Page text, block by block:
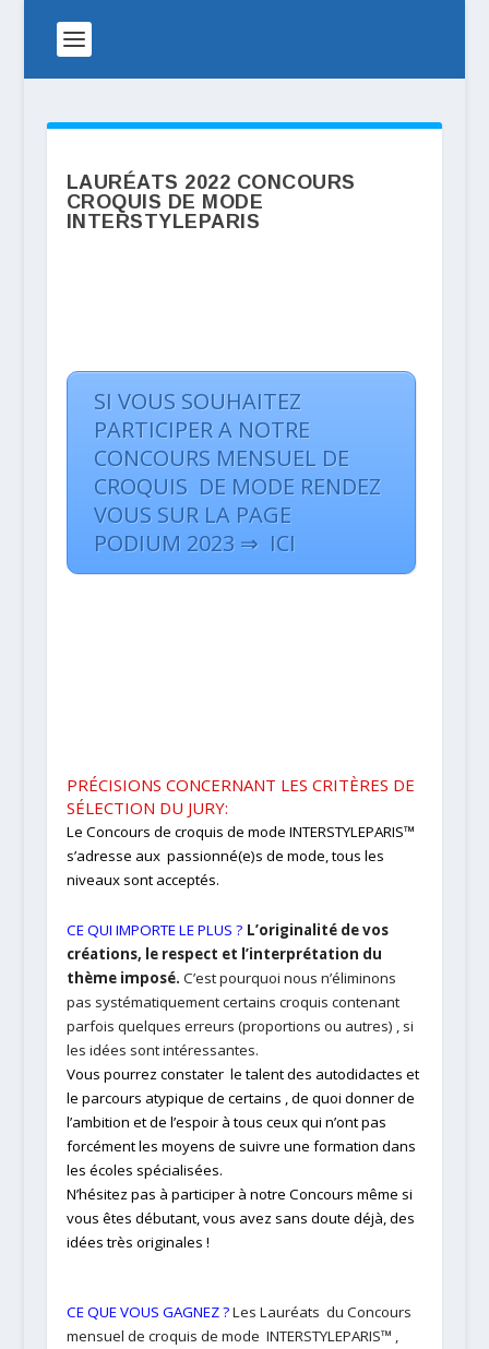
LAURÉATS 2022 CONCOURS
CROQUIS DE MODE
INTERSTYLEPARIS
SI VOUS SOUHAITEZ
PARTICIPER A NOTRE
CONCOURS MENSUEL DE
CROQUIS DE MODE RENDEZ
VOUS SUR LA PAGE
PODIUM 2023 ⇒ ICI
PRÉCISIONS CONCERNANT LES CRITÈRES DE
SÉLECTION DU JURY:
Le Concours de croquis de mode INTERSTYLEPARIS™
s’adresse aux passionné(e)s de mode, tous les
niveaux sont acceptés.
CE QUI IMPORTE LE PLUS ? L’originalité de vos
créations, le respect et l’interprétation du
thème imposé. C’est pourquoi nous n’éliminons
pas systématiquement certains croquis contenant
parfois quelques erreurs (proportions ou autres) , si
les idées sont intéressantes.
Vous pourrez constater le talent des autodidactes et
le parcours atypique de certains , de quoi donner de
l’ambition et de l’espoir à tous ceux qui n’ont pas
forcément les moyens de suivre une formation dans
les écoles spécialisées.
N’hésitez pas à participer à notre Concours même si
vous êtes débutant, vous avez sans doute déjà, des
idées très originales !
CE QUE VOUS GAGNEZ ?Les Lauréats du Concours
mensuel de croquis de mode INTERSTYLEPARIS™ ,